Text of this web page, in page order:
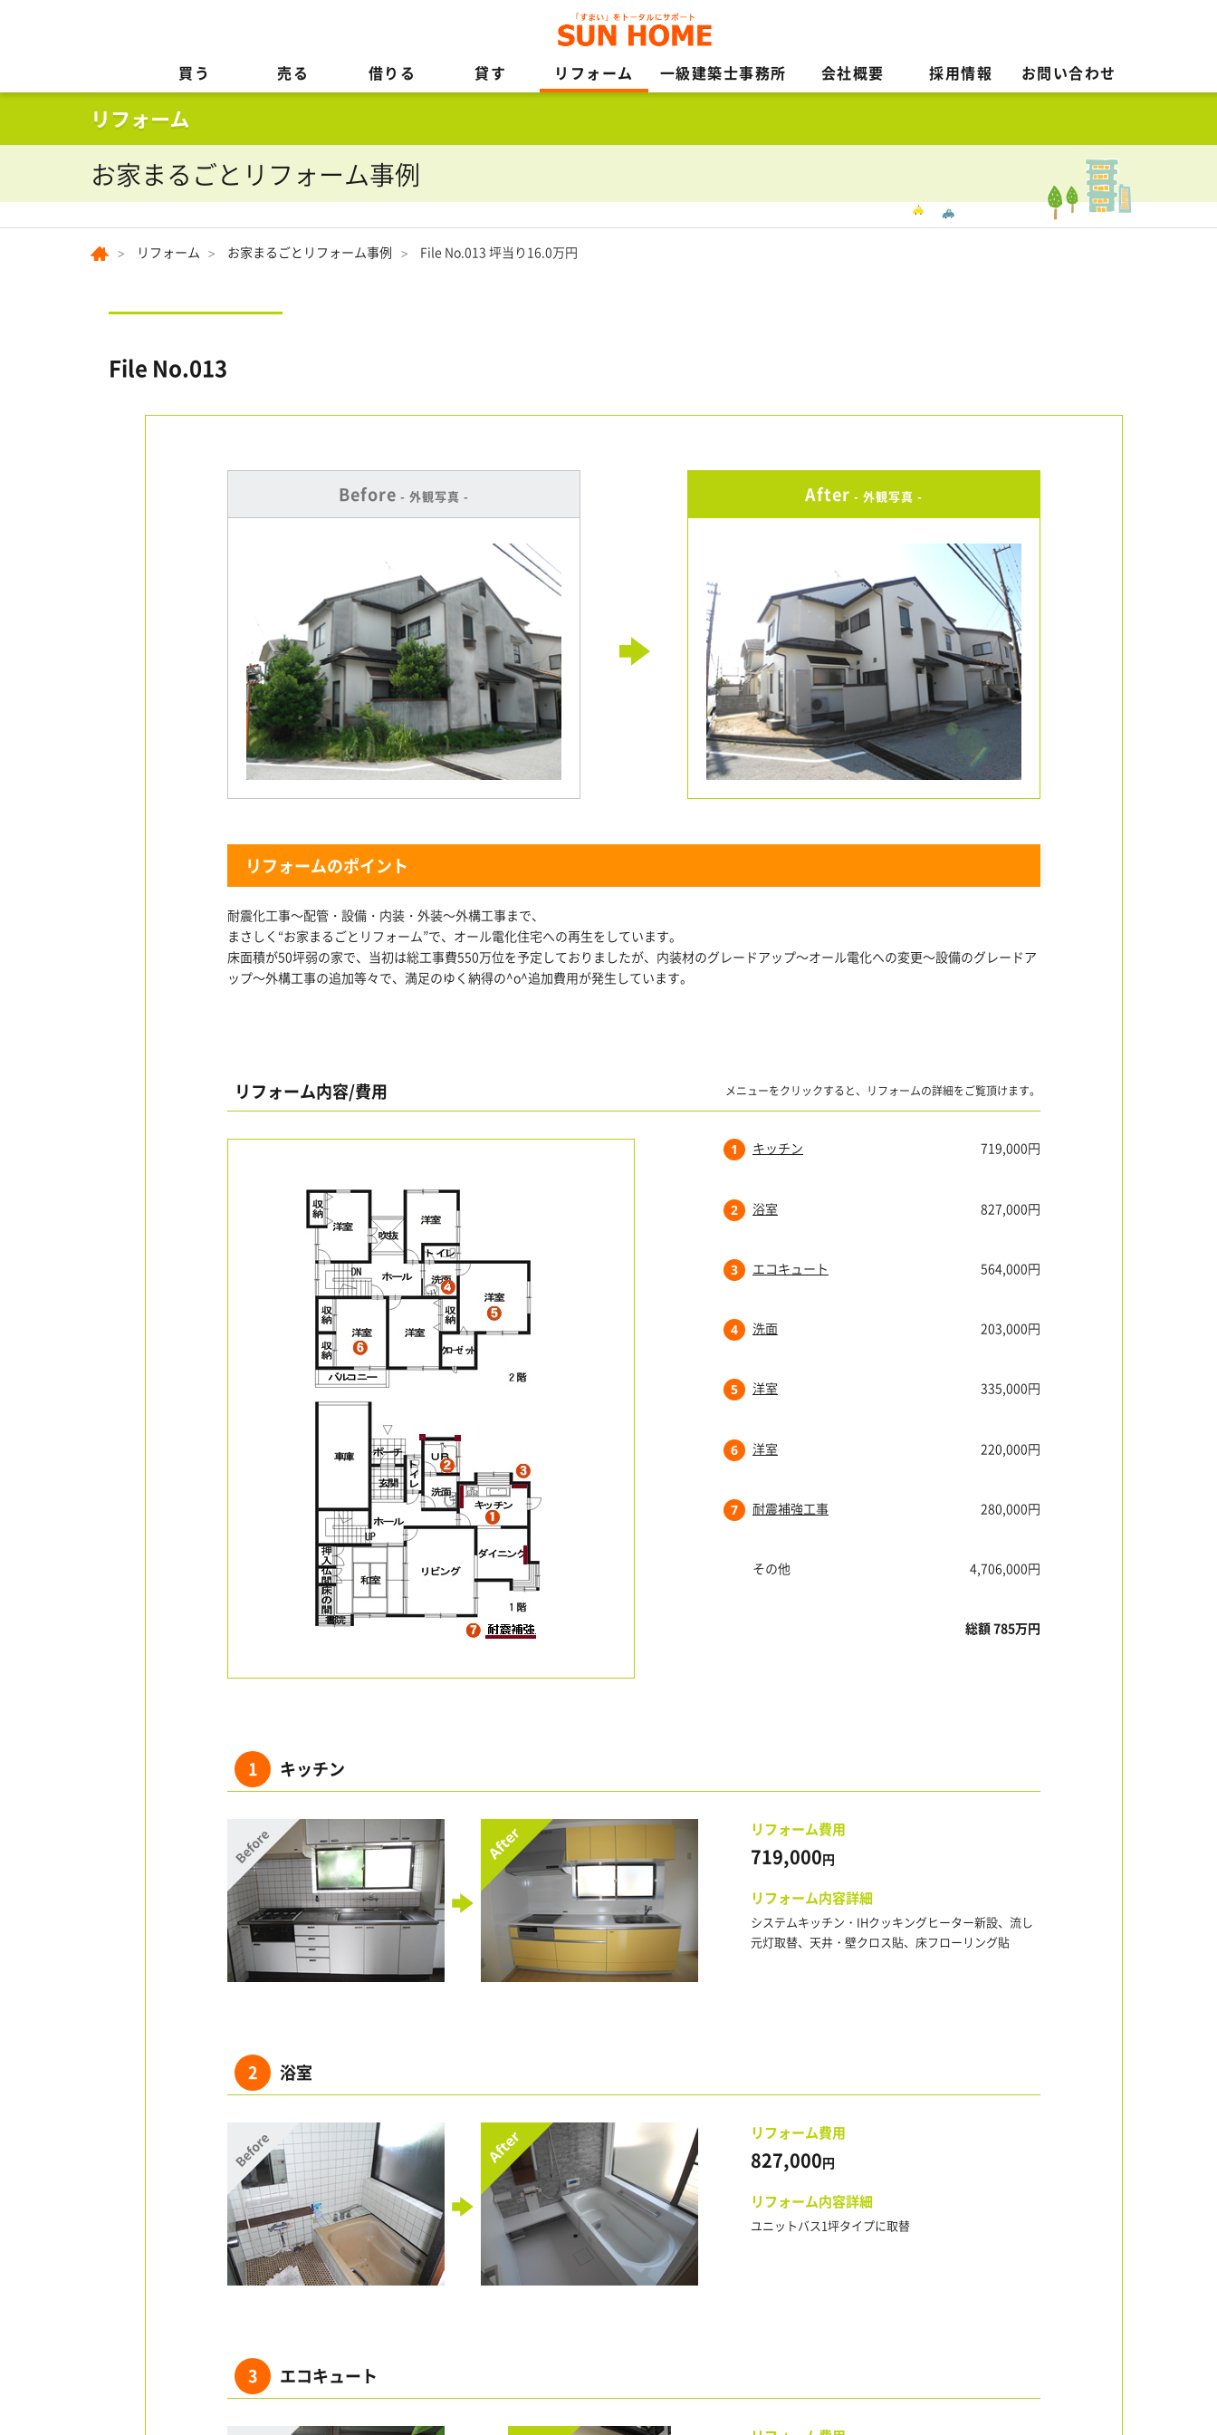
買う 売る 借りる 貸す リフォーム 一級建築士事務所 会社概要 採用情報 お問い合わせ
お家まるごとリフォーム事例
リフォーム お家まるごとリフォーム事例 File No.013 坪当り16.0万円
File No.013
Before - 外観写真 - After - 外観写真 -
リフォームのポイント
耐震化工事～配管・設備・内装・外装～外構工事まで、
まさしく“お家まるごとリフォーム”で、オール電化住宅への再生をしています。
床面積が50坪弱の家で、当初は総工事費550万位を予定しておりましたが、内装材のグレードアップ～オール電化への変更～設備のグレードア
ップ～外構工事の追加等々で、満足のゆく納得の^o^追加費用が発生しています。
リフォーム内容/費用 メニューをクリックすると、リフォームの詳細をご覧頂けます。
1 キッチン 719,000円
2 浴室 827,000円
3 エコキュート 564,000円
4 洗面 203,000円
5 洋室 335,000円
6 洋室 220,000円
7 耐震補強工事 280,000円
その他 4,706,000円
総額 785万円
1 キッチン
リフォーム費用
719,000円
リフォーム内容詳細
システムキッチン・IHクッキングヒーター新設、流し
元灯取替、天井・壁クロス貼、床フローリング貼
2 浴室
リフォーム費用
827,000円
リフォーム内容詳細
ユニットバス1坪タイプに取替
3 エコキュート